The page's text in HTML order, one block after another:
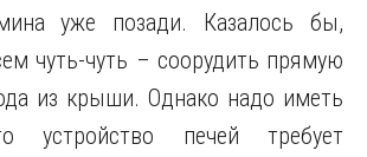
уже позади. Казалось бы,
чуть-чуть – соорудить прямую
из крыши. Однако надо иметь
печей требует